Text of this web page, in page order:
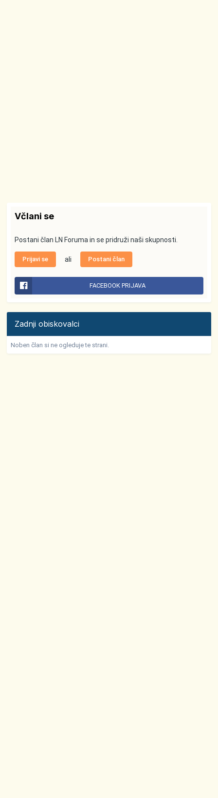
Včlani se
Postani član LN Foruma in se pridruži naši skupnosti.
Prijavi se ali Postani član
FACEBOOK PRIJAVA
Zadnji obiskovalci
Noben član si ne ogleduje te strani.